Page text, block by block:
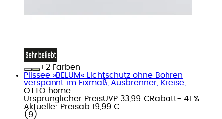
+
Farben
Plissee »BELUM« Lichtschutz ohne Bohren
verspannt im Fixmaß, Ausbrenner, Kreise,...
OTTO home
Ursprünglicher PreisUVP 33,99 €Rabatt- 41 %
Aktueller Preisab 19,99 €
( 9 )